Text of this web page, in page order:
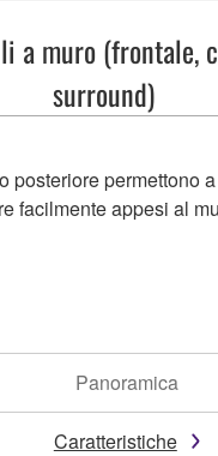
a muro (frontale,
surround)
posteriore permettono
facilmente appesi al
Panoramica
Caratteristiche